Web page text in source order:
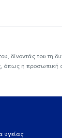
δίνοντάς του τη
όπως η προσωπική
υγείας